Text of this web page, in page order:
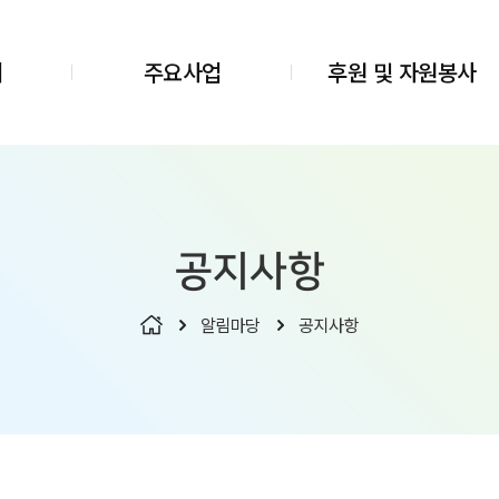
주요사업 후원 및 자원봉사
공지사항
알림마당 공지사항